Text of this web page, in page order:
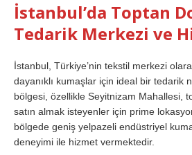
İstanbul’da Toptan
Tedarik Merkezi ve
İstanbul, Türkiye’nin tekstil merkezi
dayanıklı kumaşlar için ideal bir tedarik
bölgesi, özellikle Seyitnizam Mahallesi,
satın almak isteyenler için prime
bölgede geniş yelpazeli endüstriyel
deneyimi ile hizmet vermektedir.